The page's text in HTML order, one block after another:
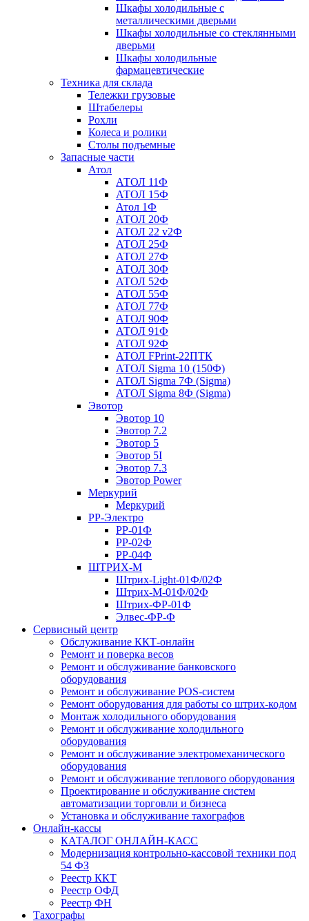
Шкафы холодильные с
металлическими дверьми
Шкафы холодильные со стеклянными
дверьми
Шкафы холодильные
фармацевтические
Техника для склада
Тележки грузовые
Штабелеры
Рохли
Колеса и ролики
Столы подъемные
Запасные части
Атол
АТОЛ 11Ф
АТОЛ 15Ф
Атол 1Ф
АТОЛ 20Ф
АТОЛ 22 v2Ф
АТОЛ 25Ф
АТОЛ 27Ф
АТОЛ 30Ф
АТОЛ 52Ф
АТОЛ 55Ф
АТОЛ 77Ф
АТОЛ 90Ф
АТОЛ 91Ф
АТОЛ 92Ф
АТОЛ FPrint-22ПТК
АТОЛ Sigma 10 (150Ф)
АТОЛ Sigma 7Ф (Sigma)
АТОЛ Sigma 8Ф (Sigma)
Эвотор
Эвотор 10
Эвотор 7.2
Эвотор 5
Эвотор 5I
Эвотор 7.3
Эвотор Power
Меркурий
Меркурий
РР-Электро
РР-01Ф
РР-02Ф
РР-04Ф
ШТРИХ-М
Штрих-Light-01Ф/02Ф
Штрих-М-01Ф/02Ф
Штрих-ФР-01Ф
Элвес-ФР-Ф
Сервисный центр
Обслуживание ККТ-онлайн
Ремонт и поверка весов
Ремонт и обслуживание банковского
оборудования
Ремонт и обслуживание POS-систем
Ремонт оборудования для работы со штрих-кодом
Монтаж холодильного оборудования
Ремонт и обслуживание холодильного
оборудования
Ремонт и обслуживание электромеханического
оборудования
Ремонт и обслуживание теплового оборудования
Проектирование и обслуживание систем
автоматизации торговли и бизнеса
Установка и обслуживание тахографов
Онлайн-кассы
КАТАЛОГ ОНЛАЙН-КАСС
Модернизация контрольно-кассовой техники под
54 ФЗ
Реестр ККТ
Реестр ОФД
Реестр ФН
Тахографы